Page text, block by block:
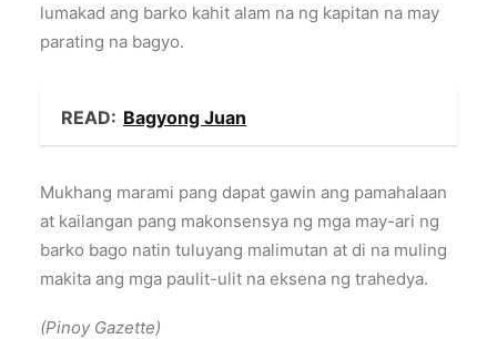
lumakad ang barko kahit alam na ng kapitan na may
parating na bagyo.
READ: Bagyong Juan
Mukhang marami pang dapat gawin ang pamahalaan
at kailangan pang makonsensya ng mga may-ari ng
barko bago natin tuluyang malimutan at di na muling
makita ang mga paulit-ulit na eksena ng trahedya.
(Pinoy Gazette)